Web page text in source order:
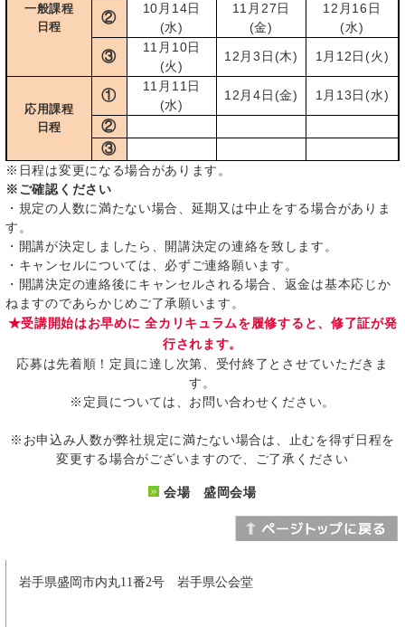
一般課程
日程
②
10月14日
(水)
11月27日
(金)
12月16日
(水)
③
11月10日
(火)
12月3日(木) 1月12日(火)
応用課程
日程
①
11月11日
(水)
12月4日(金) 1月13日(水)
②
③
※日程は変更になる場合があります。
※ご確認ください
・規定の人数に満たない場合、延期又は中止をする場合がありま
す。
・開講が決定しましたら、開講決定の連絡を致します。
・キャンセルについては、必ずご連絡願います。
・開講決定の連絡後にキャンセルされる場合、返金は基本応じか
ねますのであらかじめご了承願います。
★受講開始はお早めに 全カリキュラムを履修すると、修了証が発
行されます。
応募は先着順！定員に達し次第、受付終了とさせていただきま
す。
※定員については、お問い合わせください。
※お申込み人数が弊社規定に満たない場合は、止むを得ず日程を
変更する場合がございますので、ご了承ください
会場 盛岡会場
岩手県盛岡市内丸11番2号 岩手県公会堂